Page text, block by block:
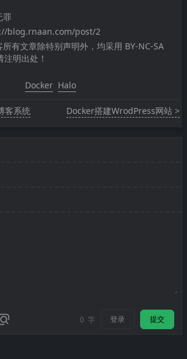
罪
blog.rnaan.com/post/2
所有文章除特别声明外，均采用 BY-NC-SA
明出处！
Docker Halo
客系统 Docker搭建WrodPress网站 >
0 字 登录 提交